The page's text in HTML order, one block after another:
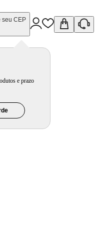
seu CEP
e prazo